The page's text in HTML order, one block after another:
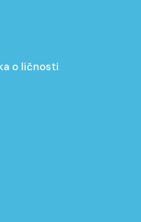
o ličnosti